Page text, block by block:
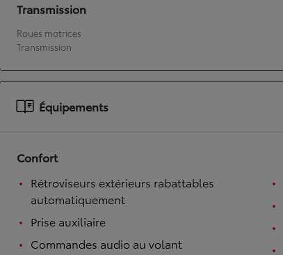
À partir de 19 700 €
Nouvelle Yaris Cross
HYBRIDE
Transmission
Roues motrices
Transmission
Équipements
Confort
Rétroviseurs extérieurs rabattables
automatiquement
Prise auxiliaire
Commandes audio au volant